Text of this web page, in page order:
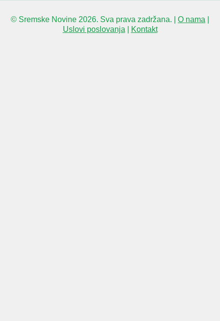
© Sremske Novine 2026. Sva prava zadržana. | O nama
Uslovi poslovanja| Kontakt